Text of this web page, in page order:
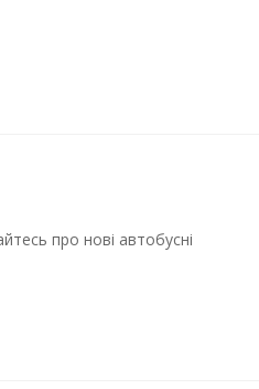
про нові автобусні